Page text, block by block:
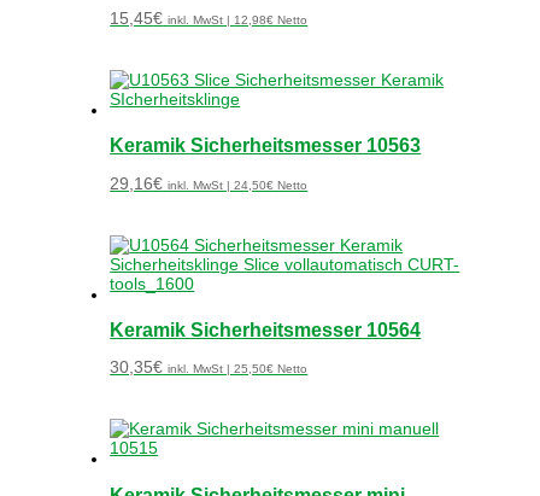
15,45€ inkl. MwSt | 12,98€ Netto
Keramik Sicherheitsmesser 10563
29,16€ inkl. MwSt |24,50€ Netto
Keramik Sicherheitsmesser 10564
30,35€ inkl. MwSt |25,50€ Netto